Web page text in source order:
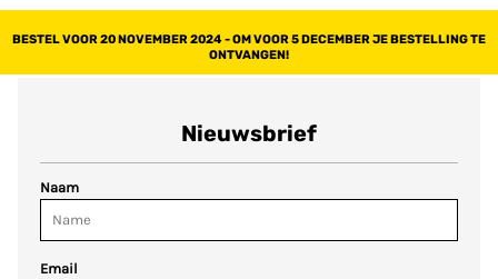
BESTEL VOOR 20 NOVEMBER 2024 - OM VOOR 5 DECEMBER JE BESTELLING TE
ONTVANGEN!
Nieuwsbrief
Naam
Email